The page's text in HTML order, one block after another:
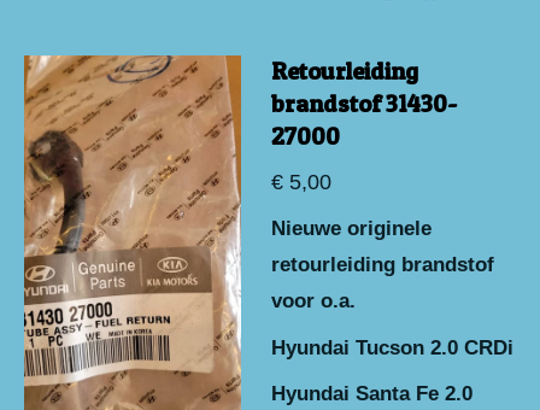
Retourleiding
brandstof 31430-
27000
€ 5,00
Nieuwe originele
retourleiding brandstof
voor o.a.
Hyundai Tucson 2.0 CRDi
Hyundai Santa Fe 2.0